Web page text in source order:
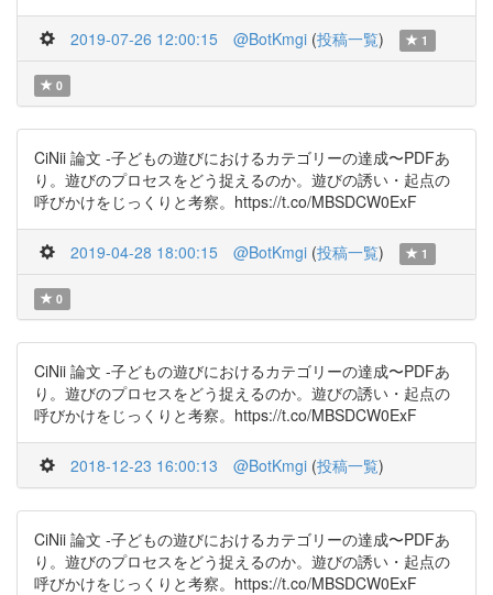
2019-07-26 12:00:15 @BotKmgi (投稿一覧) 1
0
CiNii 論文 -子どもの遊びにおけるカテゴリーの達成〜PDFあ
り。遊びのプロセスをどう捉えるのか。遊びの誘い・起点の
呼びかけをじっくりと考察。https://t.co/MBSDCW0ExF
2019-04-28 18:00:15 @BotKmgi (投稿一覧) 1
0
CiNii 論文 -子どもの遊びにおけるカテゴリーの達成〜PDFあ
り。遊びのプロセスをどう捉えるのか。遊びの誘い・起点の
呼びかけをじっくりと考察。https://t.co/MBSDCW0ExF
2018-12-23 16:00:13 @BotKmgi (投稿一覧)
CiNii 論文 -子どもの遊びにおけるカテゴリーの達成〜PDFあ
り。遊びのプロセスをどう捉えるのか。遊びの誘い・起点の
呼びかけをじっくりと考察。https://t.co/MBSDCW0ExF